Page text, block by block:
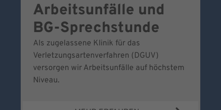
Arbeitsunfälle und
BG-Sprechstunde
Als zugelassene Klinik für das
Verletzungsartenverfahren (DGUV)
versorgen wir Arbeitsunfälle auf höchstem
Niveau.